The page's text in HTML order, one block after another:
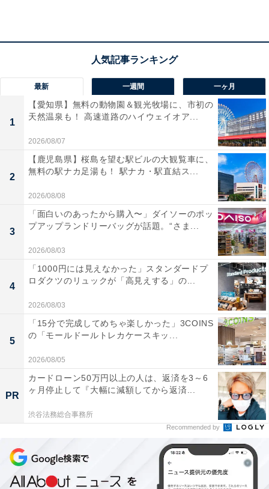
りと散歩しながら桜を楽しめる場所で、地元の人に
も人気が高い点に惹かれています」（40代男性／北
海道）
「川の両側に続く桜並木が綺麗だし、付近にあるカ
フェやお店にも行ってみたいから」（30代女性／石
圧倒的な得票数で1位に輝いたのは、世界文化遺産・国
宝の「姫路城」です。白漆喰で塗られた美しい城壁から
最新 一週間 一ヶ月
1
【愛知県】無料の動物園＆観光牧場に、市初の
天然温泉も！ 高速道路のハイウェイオア...
2026/08/07
2
【鹿児島県】桜島を望む駅ビルの大観覧車に、
無料の駅ナカ足湯も！ 駅ナカ・駅直結ス...
2026/08/08
3
「面白いのあったから購入〜」ダイソーのポッ
プアップランドリーバッグが話題。“さま...
2026/08/03
4
「1000円には見えなかった」スタンダードプ
ロダクツのリュックが「高見えする」の...
2026/08/03
5
「15分で完成してめちゃ楽しかった」3COINS
の「モールドールトレカケースキッ...
2026/08/05
PR
カードローン50万円以上の人は、返済を3～6
ヶ月停止して『大幅に減額してから返済...
渋谷法務総合事務所
Recommended by